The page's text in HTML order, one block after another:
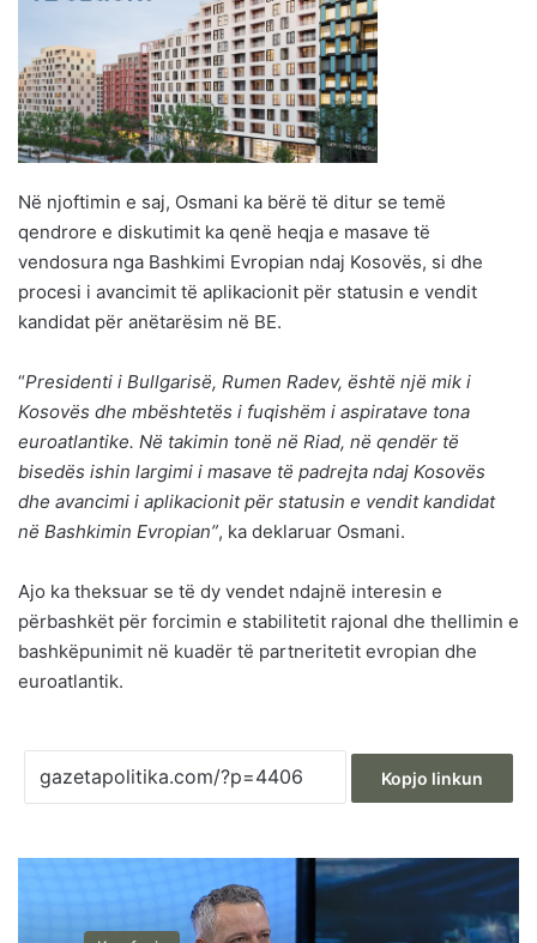
Në njoftimin e saj, Osmani ka bërë të ditur se temë
qendrore e diskutimit ka qenë heqja e masave të
vendosura nga Bashkimi Evropian ndaj Kosovës, si dhe
procesi i avancimit të aplikacionit për statusin e vendit
kandidat për anëtarësim në BE.
“Presidenti i Bullgarisë, Rumen Radev, është një mik i
Kosovës dhe mbështetës i fuqishëm i aspiratave tona
euroatlantike. Në takimin tonë në Riad, në qendër të
bisedës ishin largimi i masave të padrejta ndaj Kosovës
dhe avancimi i aplikacionit për statusin e vendit kandidat
në Bashkimin Evropian”, ka deklaruar Osmani.
Ajo ka theksuar se të dy vendet ndajnë interesin e
përbashkët për forcimin e stabilitetit rajonal dhe thellimin e
bashkëpunimit në kuadër të partneritetit evropian dhe
euroatlantik.
Kopjo linkun